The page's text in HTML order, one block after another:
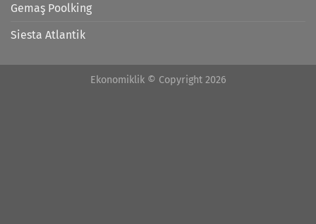
Gemaş Poolking
Siesta Atlantik
Ekonomiklik © Copyright 2026